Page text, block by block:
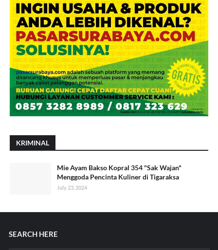
KRIMINAL
Mie Ayam Bakso Kopral 354 "Sak Wajan"
Menggoda Pencinta Kuliner di Tigaraksa
July 23, 2024
SEARCH HERE